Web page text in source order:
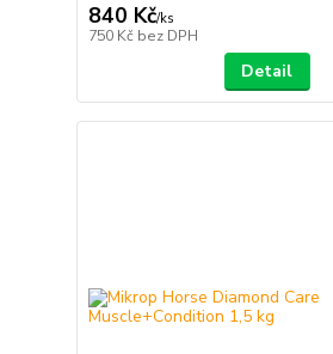
840 Kč/ks
750 Kč bez DPH
Detail